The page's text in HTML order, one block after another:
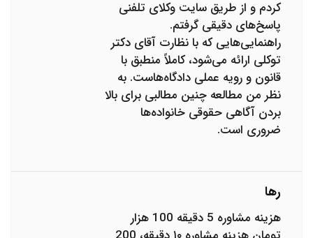
کردم و از طریق سایت وکلای تلفنی
پاسخ‌های دقیقی گرفتم.
راهنمایی‌هایی که با نظارت آقای دکتر
توکلی ارائه می‌شود، کاملاً منطبق با
قانون و رویه عملی دادگاه‌هاست. به
نظر من مطالعه چنین مطالبی برای بالا
بردن آگاهی حقوقی خانواده‌ها
ضروری است.
رها
هزینه مشاوره 5 دقیقه 100 هزار